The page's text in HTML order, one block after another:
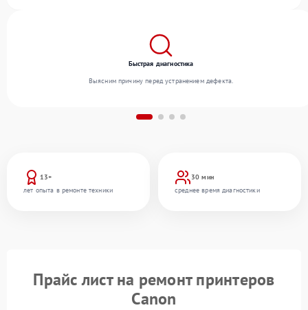
13+
лет опыта в ремонте техники
30 мин
среднее время диагностики
Быстрая диагностика
Выясним причину перед устранением дефекта.
Прайс лист на ремонт принтеров
Canon